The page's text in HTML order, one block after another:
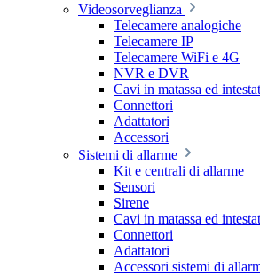
Videosorveglianza
Telecamere analogiche
Telecamere IP
Telecamere WiFi e 4G
NVR e DVR
Cavi in matassa ed
Connettori
Adattatori
Accessori
Sistemi di allarme
Kit e centrali di allarme
Sensori
Sirene
Cavi in matassa ed
Connettori
Adattatori
Accessori sistemi di